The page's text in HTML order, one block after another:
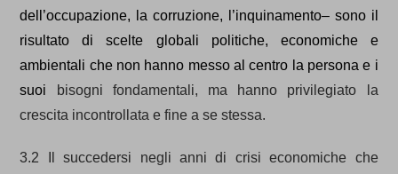
dell’occupazione, la corruzione, l’inquinamento– sono il
risultato di scelte globali politiche, economiche e
ambientali che non hanno messo al centro la persona e i
suoi bisogni fondamentali, ma hanno privilegiato la
crescita incontrollata e fine a se stessa.
3.2 Il succedersi negli anni di crisi economiche che